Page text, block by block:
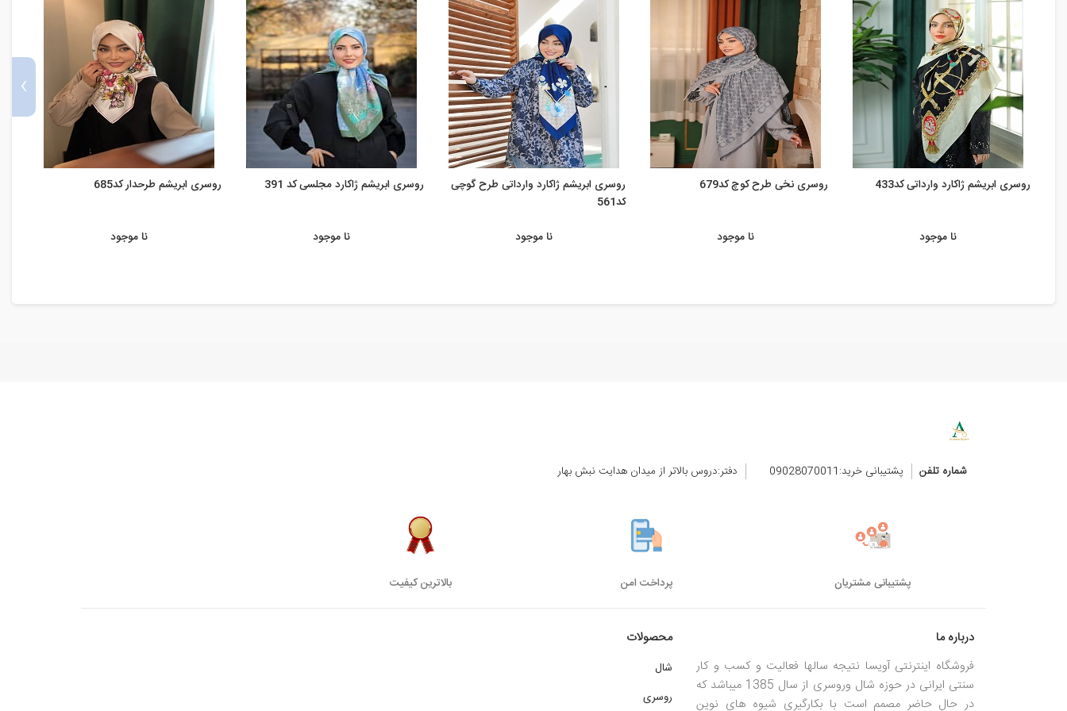
روسری ابریشم ژاکارد وارداتی کد433
نا موجود
روسری نخی طرح کوچ کد679
نا موجود
روسری ابریشم ژاکارد وارداتی طرح گوچی
کد561
نا موجود
روسری ابریشم ژاکارد مجلسی کد 391
نا موجود
روسری ابریشم طرحدار کد685
نا موجود
›
شماره تلفن پشتیبانی خرید:09028070011 دفتر:دروس بالاتر از میدان هدایت نبش بهار
پشتیبانی مشتریان پرداخت امن بالاترین کیفیت
درباره ما
فروشگاه اینترنتی آویسا نتیجه سالها فعالیت و کسب و کار
سنتی ایرانی در حوزه شال وروسری از سال 1385 میباشد که
در حال حاضر مصمم است با بکارگیری شیوه های نوین
محصولات
شال
روسری